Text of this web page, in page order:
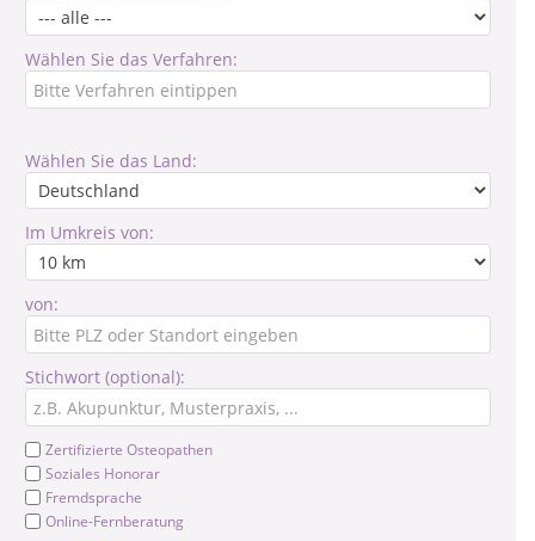
Wählen Sie das Verfahren:
Wählen Sie das Land:
Im Umkreis von:
von:
Stichwort (optional):
Zertifizierte Osteopathen
Soziales Honorar
Fremdsprache
Online-Fernberatung